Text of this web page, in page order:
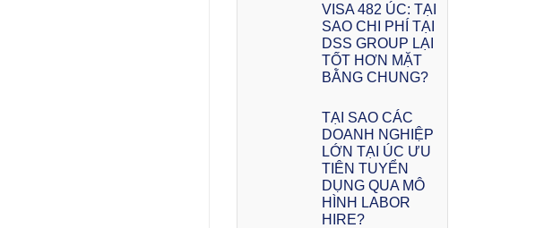
VISA 482 ÚC: TẠI
SAO CHI PHÍ TẠI
DSS GROUP LẠI
TỐT HƠN MẶT
BẰNG CHUNG?
TẠI SAO CÁC
DOANH NGHIỆP
LỚN TẠI ÚC ƯU
TIÊN TUYỂN
DỤNG QUA MÔ
HÌNH LABOR
HIRE?